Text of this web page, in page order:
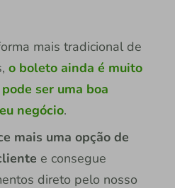
mais tradicional de
o boleto ainda é muito
ser uma boa
negócio.
mais uma opção de
e consegue
direto pelo nosso